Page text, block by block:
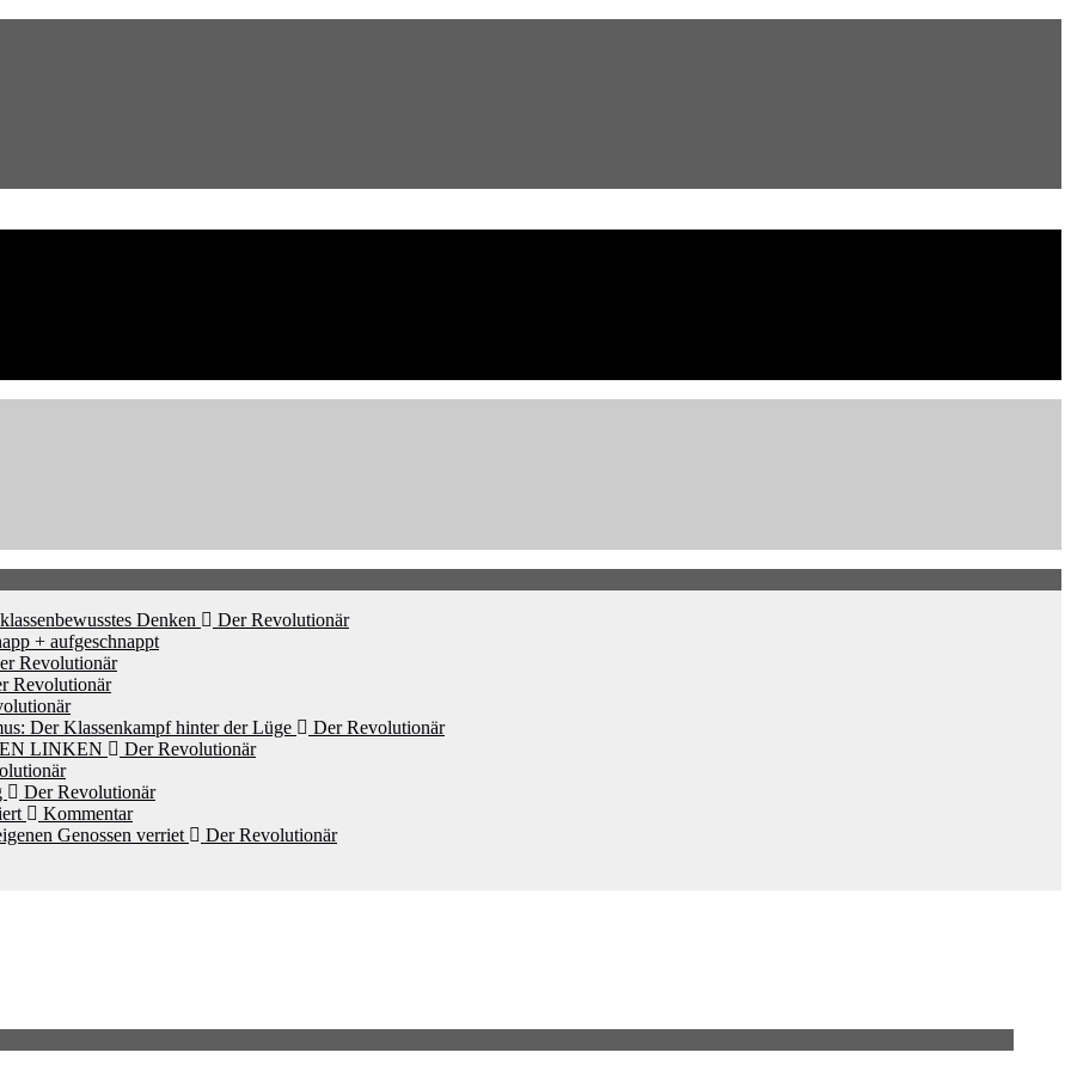
Denken
Der Revolutionär
+ aufgeschnappt
Revolutionär
Revolutionär
Der Klassenkampf hinter der Lüge
Der Revolutionär
LINKEN
Der Revolutionär
Der Revolutionär
Kommentar
Genossen verriet
Der Revolutionär